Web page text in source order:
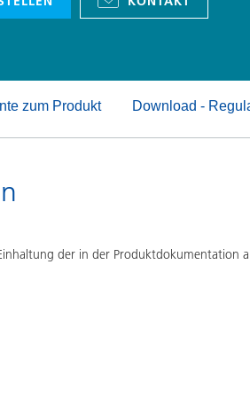
zum Produkt Download -
der in der Produktdokumentation